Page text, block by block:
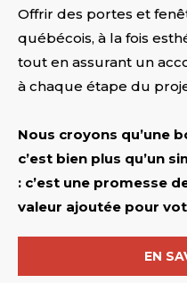
Offrir des portes et
québécois, à la fois
tout en assurant un
à chaque étape du
Nous croyons qu’une
c’est bien plus qu’un
: c’est une promesse
valeur ajoutée pour
EN